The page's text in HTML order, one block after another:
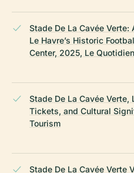
Stade De La Cavée Verte:
Le Havre’s Historic
Center, 2025, Le
Stade De La Cavée
Tickets, and Cultural
Tourism
Stade De La Cavée Verte